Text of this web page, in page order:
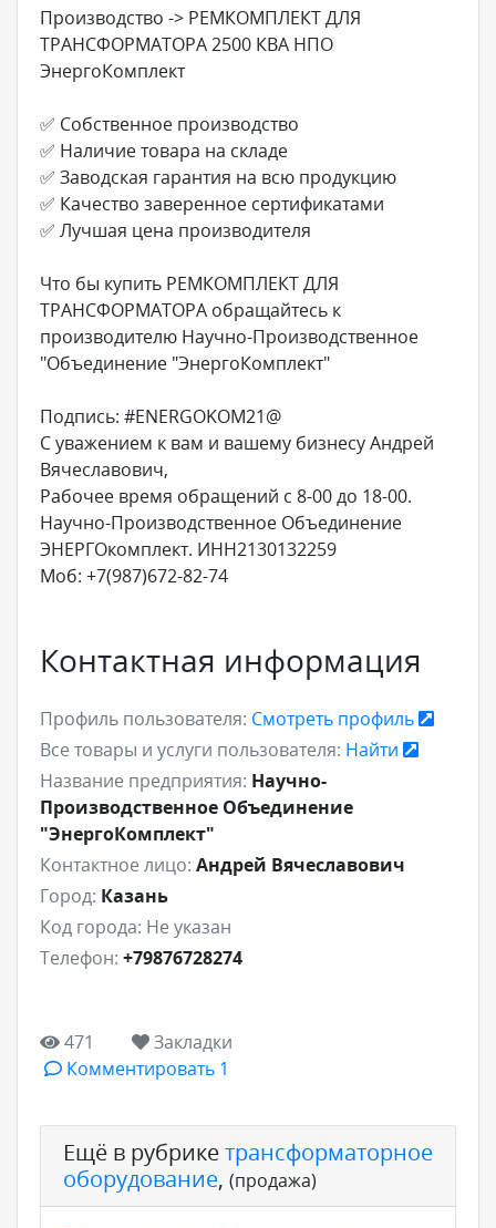
Производство -> РЕМКОМПЛЕКТ ДЛЯ
ТРАНСФОРМАТОРА 2500 КВА НПО
ЭнергоКомплект
✅ Собственное производство
✅ Наличие товара на складе
✅ Заводская гарантия на всю продукцию
✅ Качество заверенное сертификатами
✅ Лучшая цена производителя
Что бы купить РЕМКОМПЛЕКТ ДЛЯ
ТРАНСФОРМАТОРА обращайтесь к
производителю Научно-Производственное
"Объединение "ЭнергоКомплект"
Подпись: #ENERGOKOM21@
С уважением к вам и вашему бизнесу Андрей
Вячеславович,
Рабочее время обращений с 8-00 до 18-00.
Научно-Производственное Объединение
ЭНЕРГОкомплект. ИНН2130132259
Моб: +7(987)672-82-74
Контактная информация
Профиль пользователя: Смотреть профиль
Все товары и услуги пользователя: Найти
Название предприятия: Научно-
Производственное Объединение
"ЭнергоКомплект"
Контактное лицо: Андрей Вячеславович
Город: Казань
Код города: Не указан
Телефон: +79876728274
471
Закладки
Комментировать 1
Ещё в рубрикетрансформаторное
оборудование, (продажа)